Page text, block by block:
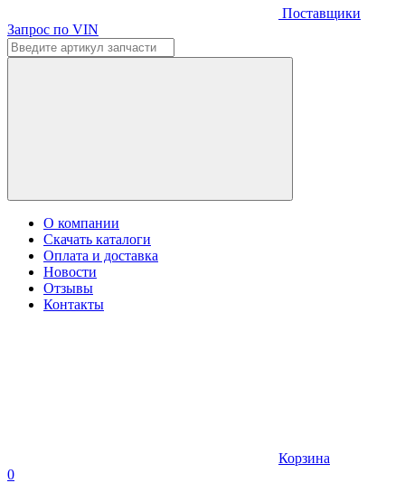
Поставщики
Запрос по VIN
О компании
Скачать каталоги
Оплата и доставка
Новости
Отзывы
Контакты
Корзина
0